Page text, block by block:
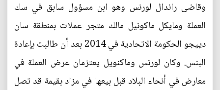
وقاضى راندال لورنس وهو ابن مسؤول سابق في سك
العملة ومايكل ماكونيل مالك متجر عملات بمنطقة سان
دييجو الحكومة الاتحادية في 2014 بعد أن طالبت بإعادة
البنس. وكان لورنس وماكنويل يعتزمان عرض العملة في
معارض في أنحاء البلاد قبل بيعها في مزاد بقيمة قد تصل